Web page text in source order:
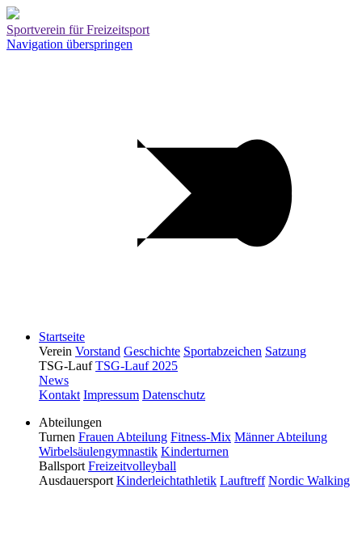
Sportverein für Freizeitsport
Navigation überspringen
Startseite
Verein Vorstand Geschichte Sportabzeichen Satzung
TSG-Lauf TSG-Lauf 2025
News
Kontakt Impressum Datenschutz
Abteilungen
Turnen Frauen Abteilung Fitness-Mix Männer Abteilung
Wirbelsäulengymnastik Kinderturnen
Ballsport Freizeitvolleyball
Ausdauersport Kinderleichtathletik Lauftreff Nordic Walking